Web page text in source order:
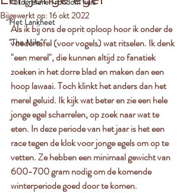
Het Lankheet
"The Mile"
Bijgewerkt op: 16 okt 2022
Als ik bij ons de oprit oploop hoor ik onder de
voedertafel (voor vogels) wat ritselen. Ik denk
"een merel", die kunnen altijd zo fanatiek
zoeken in het dorre blad en maken dan een
hoop lawaai. Toch klinkt het anders dan het
merel geluid. Ik kijk wat beter en zie een hele
jonge egel scharrelen, op zoek naar wat te
eten. In deze periode van het jaar is het een
race tegen de klok voor jonge egels om op te
vetten. Ze hebben een minimaal gewicht van
600-700 gram nodig om de komende
winterperiode goed door te komen.